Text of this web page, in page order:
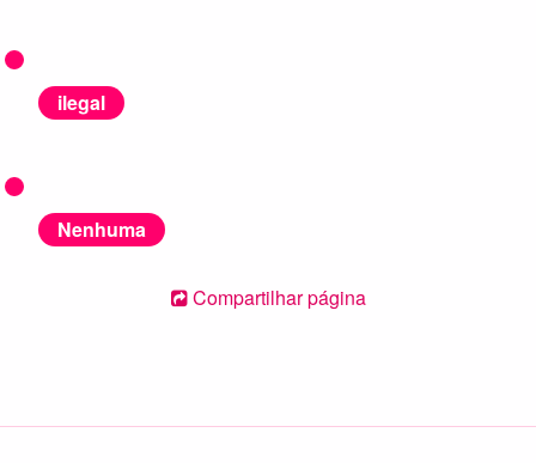
ilegal
Nenhuma
Compartilhar página